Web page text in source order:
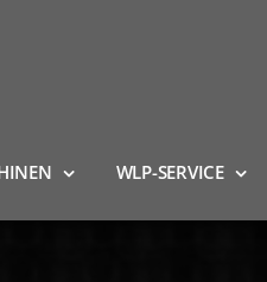
WLP-SERVICE